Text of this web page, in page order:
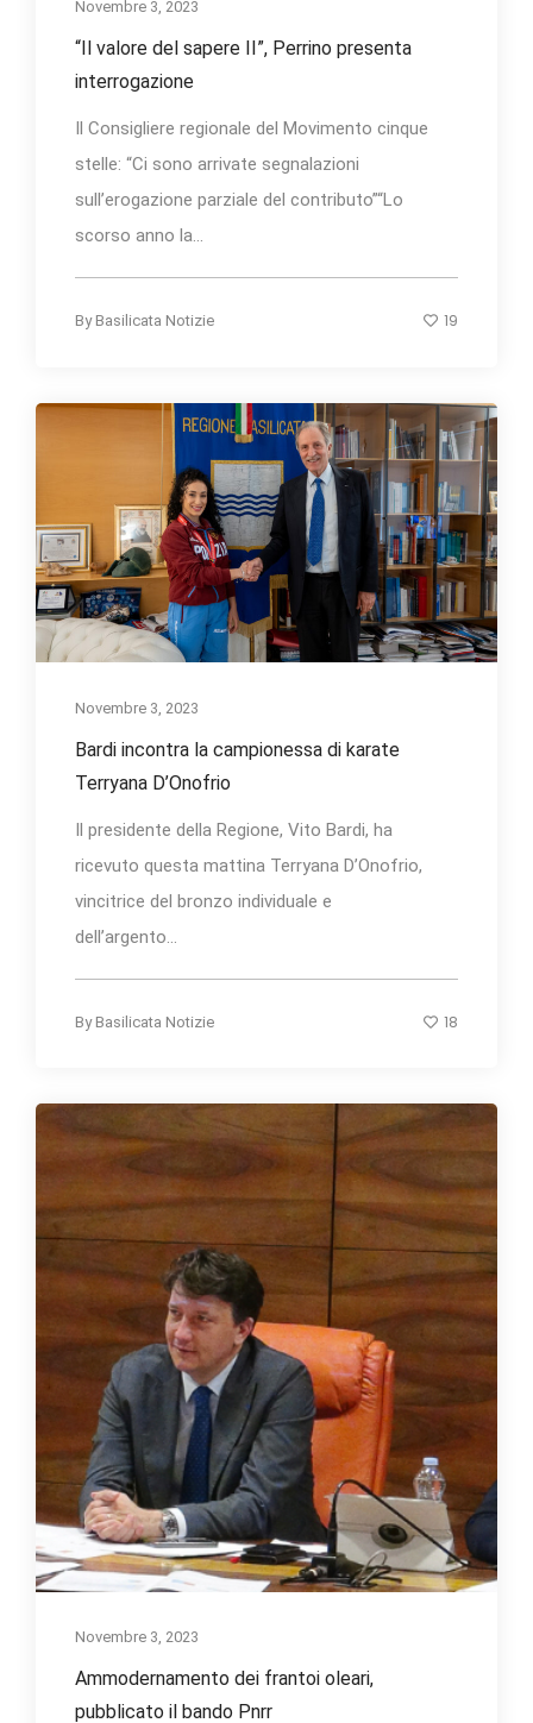
Novembre 3, 2023
“Il valore del sapere II”, Perrino presenta
interrogazione
Il Consigliere regionale del Movimento cinque
stelle: “Ci sono arrivate segnalazioni
sull’erogazione parziale del contributo”“Lo
scorso anno la...
By Basilicata Notizie 19
Novembre 3, 2023
Bardi incontra la campionessa di karate
Terryana D’Onofrio
Il presidente della Regione, Vito Bardi, ha
ricevuto questa mattina Terryana D’Onofrio,
vincitrice del bronzo individuale e
dell’argento...
By Basilicata Notizie 18
Novembre 3, 2023
Ammodernamento dei frantoi oleari,
pubblicato il bando Pnrr